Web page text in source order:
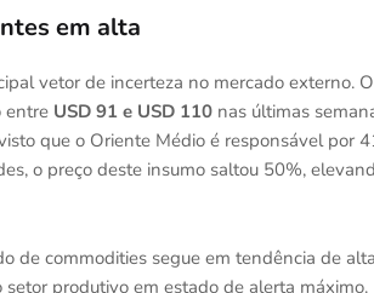
em alta
vetor de incerteza no mercado externo.
entre USD 91 e USD 110 nas últimas
que o Oriente Médio é responsável por
o preço deste insumo saltou 50%,
de commodities segue em tendência de
produtivo em estado de alerta máximo.